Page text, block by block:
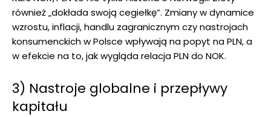
również „dokłada swoją cegiełkę”. Zmiany w dynamice
wzrostu, inflacji, handlu zagranicznym czy nastrojach
konsumenckich w Polsce wpływają na popyt na PLN, a
w efekcie na to, jak wygląda relacja PLN do NOK.
3) Nastroje globalne i przepływy
kapitału